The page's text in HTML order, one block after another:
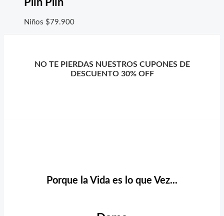
Plin Plin
Niños $ 79.900
NO TE PIERDAS NUESTROS CUPONES DE
DESCUENTO 30% OFF
Porque la Vida es lo que Vez...